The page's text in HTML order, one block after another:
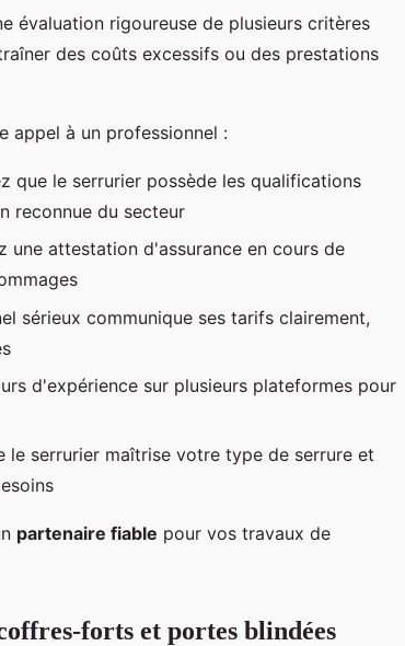
évaluation rigoureuse de plusieurs critères
des coûts excessifs ou des prestations
appel à un professionnel :
que le serrurier possède les qualifications
reconnue du secteur
une attestation d'assurance en cours de
sérieux communique ses tarifs clairement,
d'expérience sur plusieurs plateformes pour
le serrurier maîtrise votre type de serrure et
partenaire fiable pour vos travaux de
forts et portes blindées